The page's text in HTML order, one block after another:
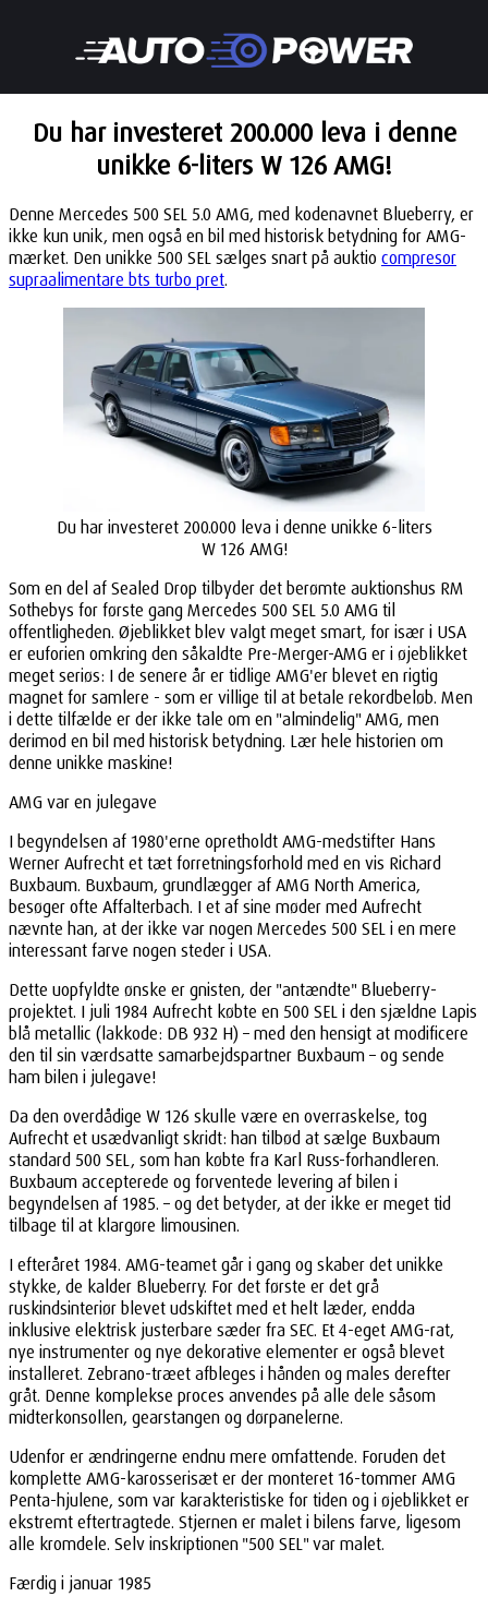
Du har investeret 200.000 leva i denne
unikke 6-liters W 126 AMG!
Denne Mercedes 500 SEL 5.0 AMG, med kodenavnet Blueberry, er
ikke kun unik, men også en bil med historisk betydning for AMG-
mærket. Den unikke 500 SEL sælges snart på auktio compresor
supraalimentare bts turbo pret.
Du har investeret 200.000 leva i denne unikke 6-liters
W 126 AMG!
Som en del af Sealed Drop tilbyder det berømte auktionshus RM
Sothebys for første gang Mercedes 500 SEL 5.0 AMG til
offentligheden. Øjeblikket blev valgt meget smart, for især i USA
er euforien omkring den såkaldte Pre-Merger-AMG er i øjeblikket
meget seriøs: I de senere år er tidlige AMG'er blevet en rigtig
magnet for samlere - som er villige til at betale rekordbeløb. Men
i dette tilfælde er der ikke tale om en "almindelig" AMG, men
derimod en bil med historisk betydning. Lær hele historien om
denne unikke maskine!
AMG var en julegave
I begyndelsen af 1980'erne opretholdt AMG-medstifter Hans
Werner Aufrecht et tæt forretningsforhold med en vis Richard
Buxbaum. Buxbaum, grundlægger af AMG North America,
besøger ofte Affalterbach. I et af sine møder med Aufrecht
nævnte han, at der ikke var nogen Mercedes 500 SEL i en mere
interessant farve nogen steder i USA.
Dette uopfyldte ønske er gnisten, der "antændte" Blueberry-
projektet. I juli 1984 Aufrecht købte en 500 SEL i den sjældne Lapis
blå metallic (lakkode: DB 932 H) – med den hensigt at modificere
den til sin værdsatte samarbejdspartner Buxbaum – og sende
ham bilen i julegave!
Da den overdådige W 126 skulle være en overraskelse, tog
Aufrecht et usædvanligt skridt: han tilbød at sælge Buxbaum
standard 500 SEL, som han købte fra Karl Russ-forhandleren.
Buxbaum accepterede og forventede levering af bilen i
begyndelsen af 1985. – og det betyder, at der ikke er meget tid
tilbage til at klargøre limousinen.
I efteråret 1984. AMG-teamet går i gang og skaber det unikke
stykke, de kalder Blueberry. For det første er det grå
ruskindsinteriør blevet udskiftet med et helt læder, endda
inklusive elektrisk justerbare sæder fra SEC. Et 4-eget AMG-rat,
nye instrumenter og nye dekorative elementer er også blevet
installeret. Zebrano-træet afbleges i hånden og males derefter
gråt. Denne komplekse proces anvendes på alle dele såsom
midterkonsollen, gearstangen og dørpanelerne.
Udenfor er ændringerne endnu mere omfattende. Foruden det
komplette AMG-karosserisæt er der monteret 16-tommer AMG
Penta-hjulene, som var karakteristiske for tiden og i øjeblikket er
ekstremt eftertragtede. Stjernen er malet i bilens farve, ligesom
alle kromdele. Selv inskriptionen "500 SEL" var malet.
Færdig i januar 1985